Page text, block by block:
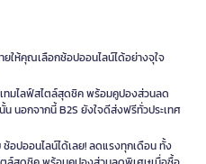
ยให้คุณเลือกช้อปออนไลน์ได้อย่างจุใจ
ทมไลฟ์สไตล์สุดชิค พร้อมคูปองส่วนลด
นอกจากนี้ B2S ยังใจดีส่งฟรีทั่วประเทศ
อปออนไลน์ได้เลย! ลดแรงทุกเดือน ทั้ง